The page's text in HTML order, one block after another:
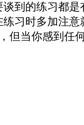
到的练习都是
习时多加注
但当你感到任